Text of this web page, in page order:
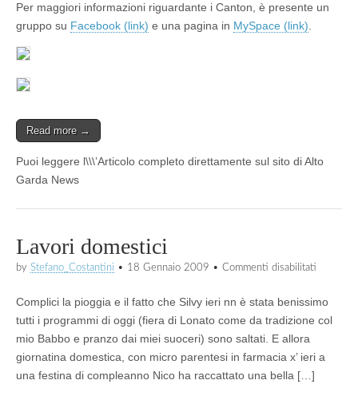
Per maggiori informazioni riguardante i Canton, è presente un
gruppo su Facebook (link) e una pagina in MySpace (link).
Read more →
Puoi leggere l\\\’Articolo completo direttamente sul sito di Alto
Garda News
Lavori domestici
by Stefano_Costantini • 18 Gennaio 2009 • Commenti disabilitati
Complici la pioggia e il fatto che Silvy ieri nn è stata benissimo
tutti i programmi di oggi (fiera di Lonato come da tradizione col
mio Babbo e pranzo dai miei suoceri) sono saltati. E allora
giornatina domestica, con micro parentesi in farmacia x’ ieri a
una festina di compleanno Nico ha raccattato una bella […]